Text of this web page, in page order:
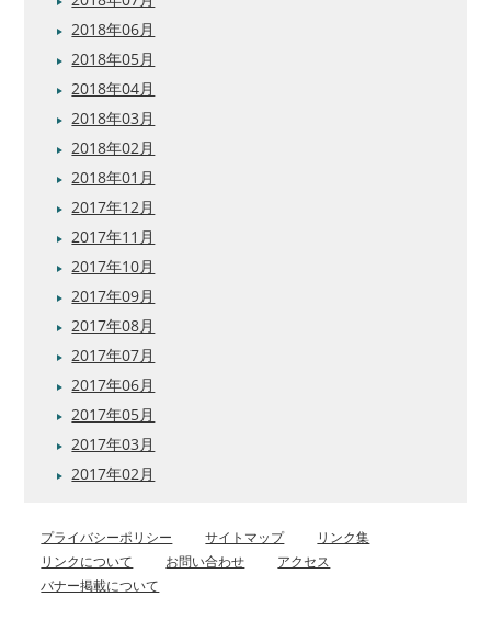
2018年06月
2018年05月
2018年04月
2018年03月
2018年02月
2018年01月
2017年12月
2017年11月
2017年10月
2017年09月
2017年08月
2017年07月
2017年06月
2017年05月
2017年03月
2017年02月
プライバシーポリシー サイトマップ
リンク集
リンクについて
お問い合わせ
アクセス
バナー掲載について